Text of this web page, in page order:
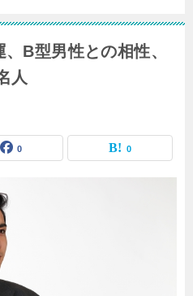
B型男性との相性、
人
0 0